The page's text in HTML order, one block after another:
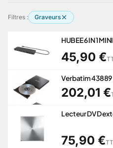
Filtres : Graveurs
HUBEE 6 IN 1
45,90 €
Verbatim
202,01 €
Lecteur DVD
75,90 €